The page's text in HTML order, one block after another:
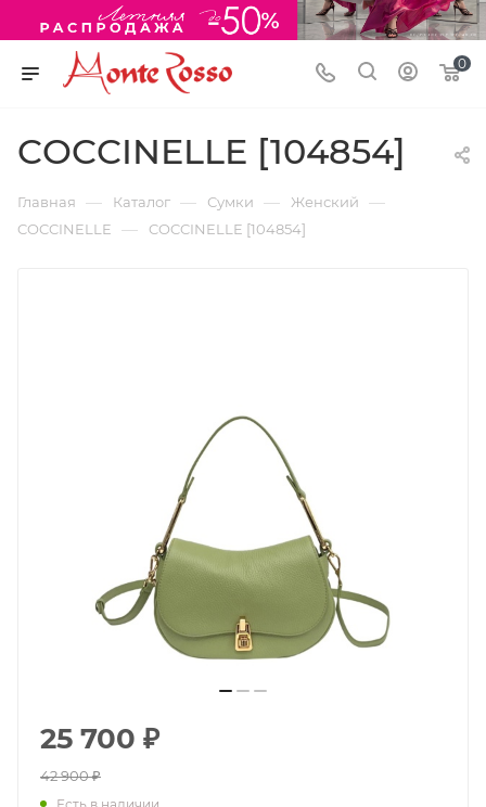
0
COCCINELLE [104854]
Главная — Каталог — Сумки — Женский —
COCCINELLE — COCCINELLE [104854]
25 700 ₽
42 900₽